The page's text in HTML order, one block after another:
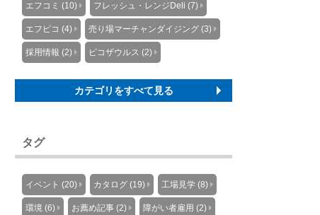
エフコミ (10) フレッシュ・レンジDeli (7)
エフピコ (4) 売り場マーチャンダイジング (3)
採用情報 (2) ピコザウルス (2)
カテゴリをすべて見る
タグ
イベント (20) カタログ (19) 工場見学 (8)
環境 (6) お薦め記事 (2) 障がい者雇用 (2)